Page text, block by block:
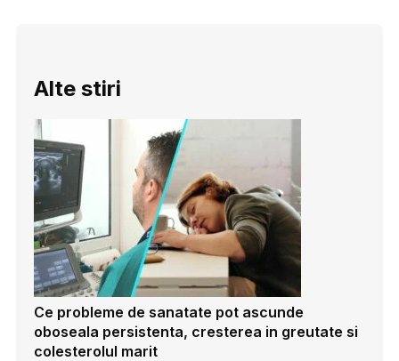
Alte stiri
Ce probleme de sanatate pot ascunde
oboseala persistenta, cresterea in greutate si
colesterolul marit